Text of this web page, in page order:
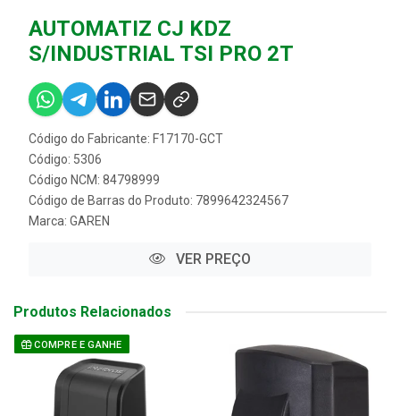
AUTOMATIZ CJ KDZ
S/INDUSTRIAL TSI PRO 2T
Código do Fabricante: F17170-GCT
Código: 5306
Código NCM: 84798999
Código de Barras do Produto: 7899642324567
Marca: GAREN
VER PREÇO
Produtos Relacionados
COMPRE E GANHE